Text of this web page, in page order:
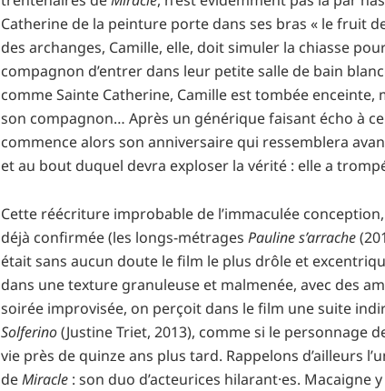
Catherine de la peinture porte dans ses bras « le fruit
des archanges, Camille, elle, doit simuler la chiasse
compagnon d’entrer dans leur petite salle de bain
comme Sainte Catherine, Camille est tombée enceinte,
son compagnon… Après un générique faisant écho à
commence alors son anniversaire qui ressemblera
et au bout duquel devra exploser la vérité : elle a
Cette réécriture improbable de l’immaculée
déjà confirmée (les longs-métragesPauline s’arrache
était sans aucun doute le film le plus drôle et
dans une texture granuleuse et malmenée, avec des
soirée improvisée, on perçoit dans le film une suite
Solferino(Justine Triet, 2013), comme si le personnage
vie près de quinze ans plus tard. Rappelons d’ailleurs
deMiracle : son duo d’acteurices hilarant·es. Macaigne